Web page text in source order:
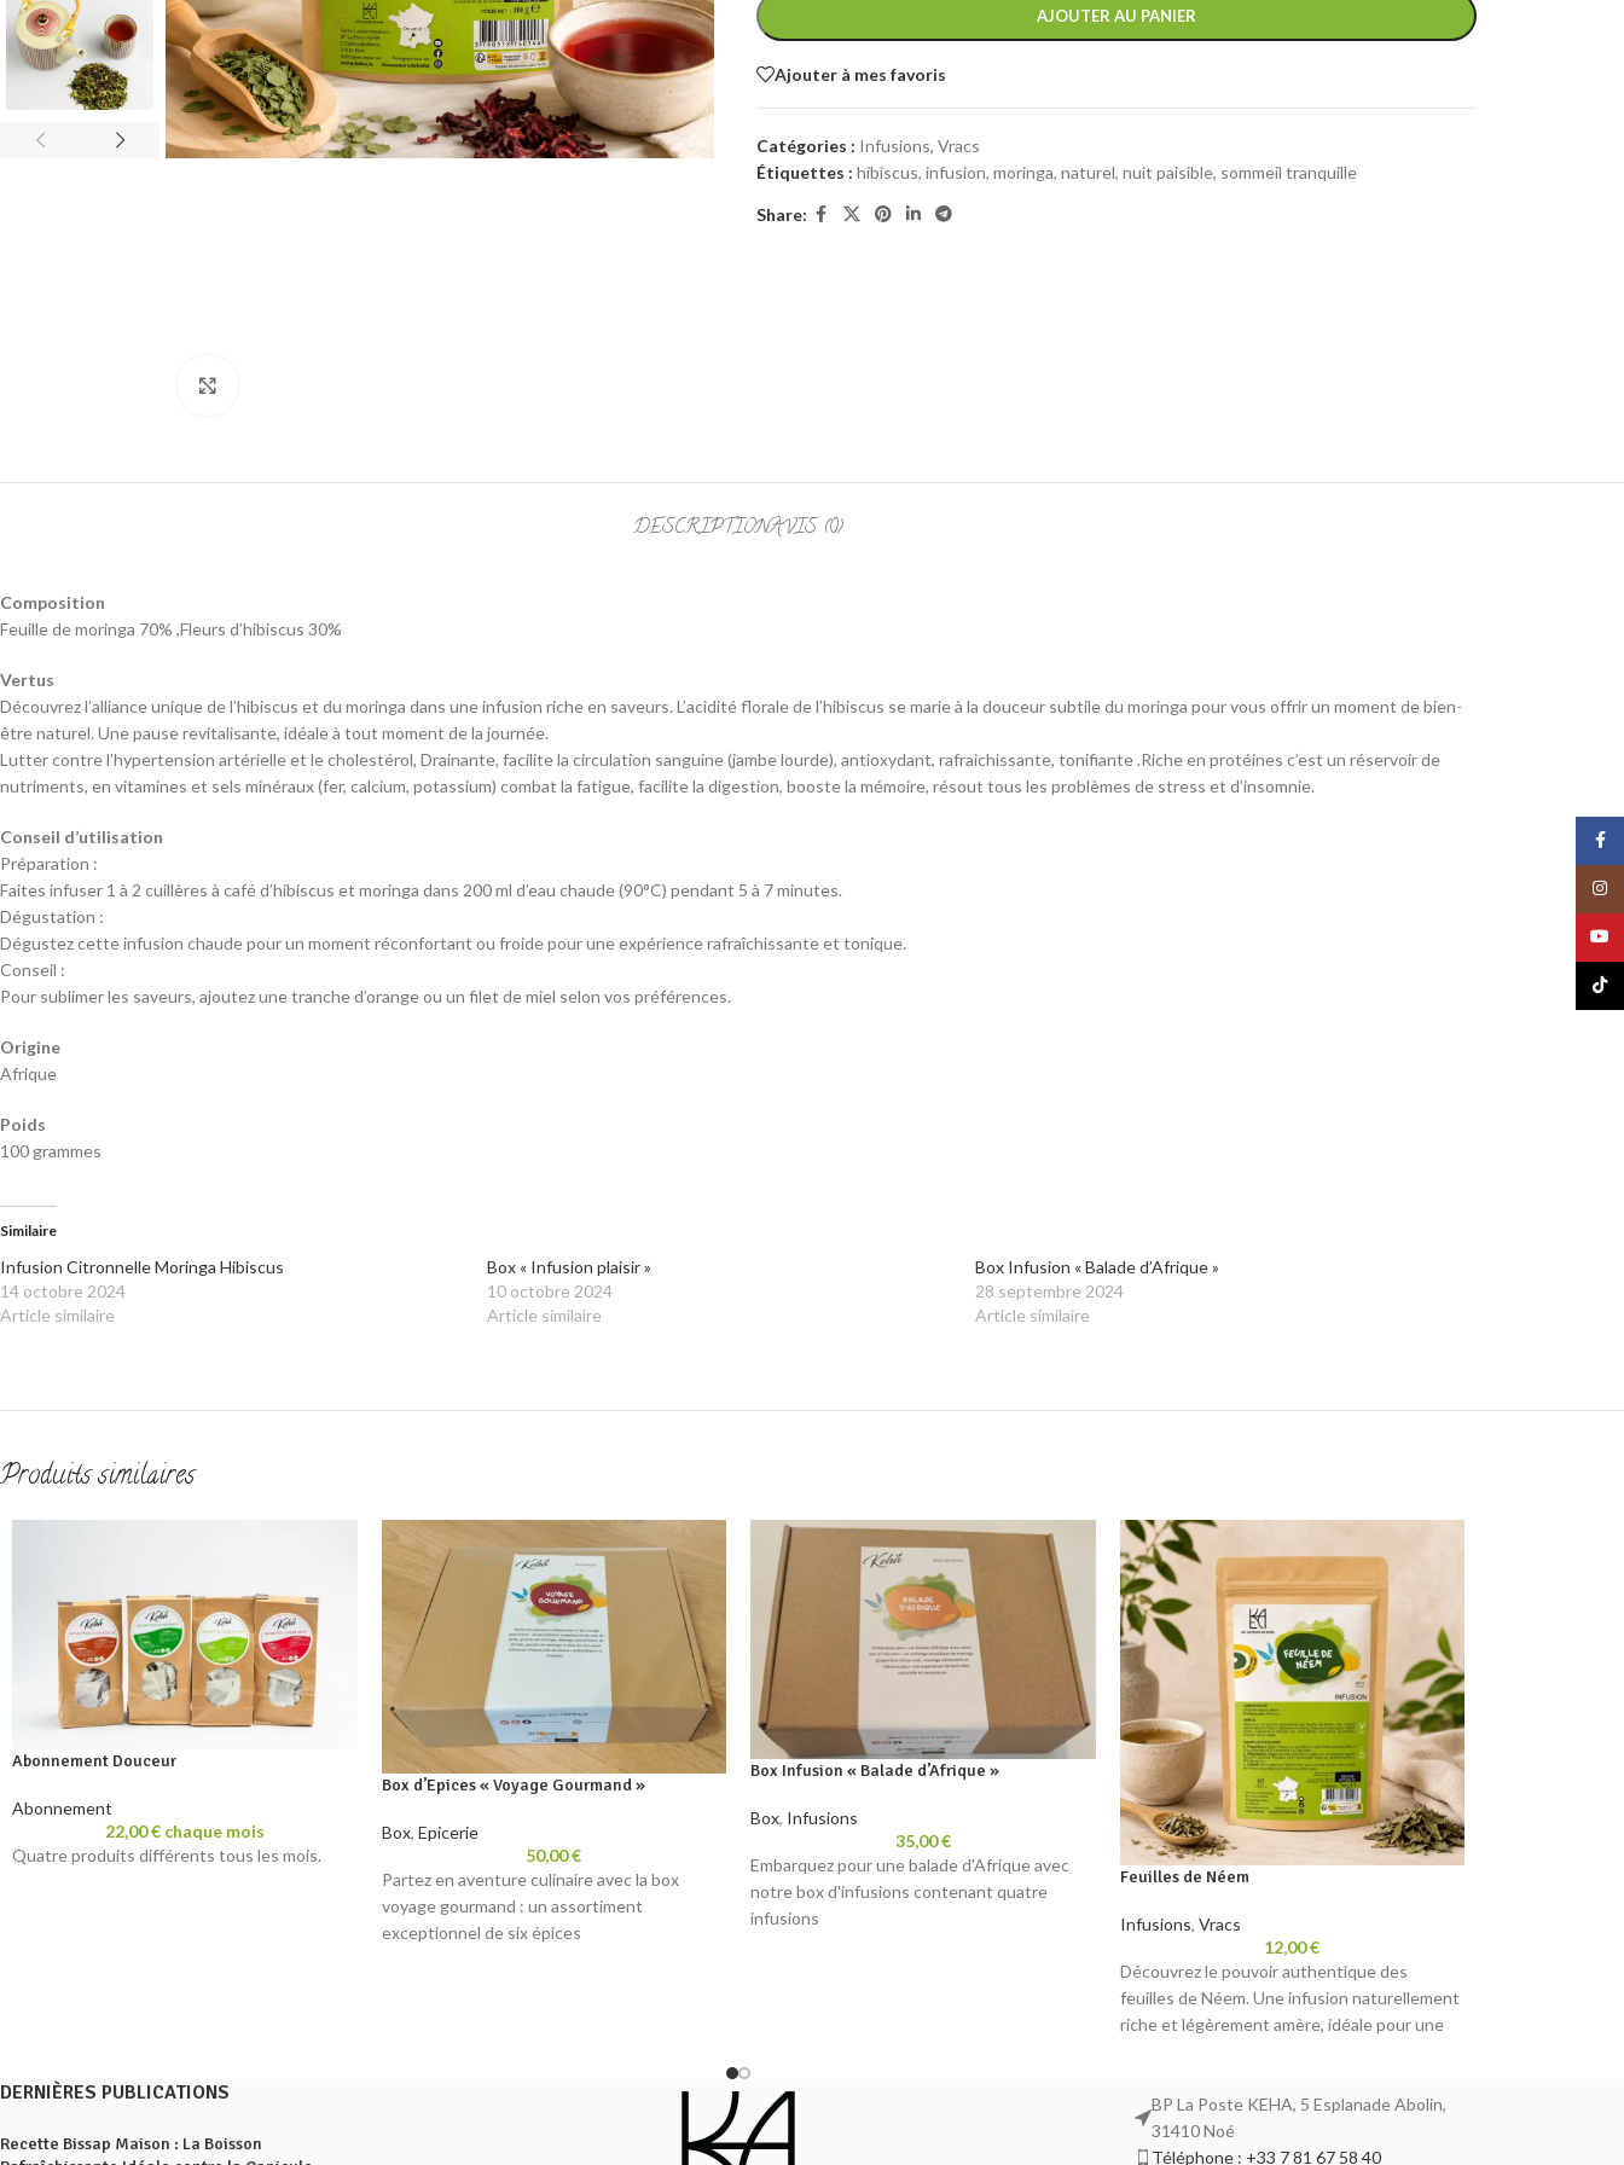
AJOUTER AU PANIER
Ajouter à mes favoris
Catégories : Infusions, Vracs
Étiquettes : hibiscus, infusion, moringa, naturel, nuit paisible, sommeil tranquille
Share:
DESCRIPTIONAVIS (0)
Composition
Feuille de moringa 70% ,Fleurs d’hibiscus 30%
Vertus
Découvrez l’alliance unique de l’hibiscus et du moringa dans une infusion riche en saveurs. L’acidité florale de l’hibiscus se marie à la douceur subtile du moringa pour vous offrir un moment de bien-
être naturel. Une pause revitalisante, idéale à tout moment de la journée.
Lutter contre l’hypertension artérielle et le cholestérol, Drainante, facilite la circulation sanguine (jambe lourde), antioxydant, rafraichissante, tonifiante .Riche en protéines c’est un réservoir de
nutriments, en vitamines et sels minéraux (fer, calcium, potassium) combat la fatigue, facilite la digestion, booste la mémoire, résout tous les problèmes de stress et d’insomnie.
Conseil d’utilisation
Préparation :
Faites infuser 1 à 2 cuillères à café d’hibiscus et moringa dans 200 ml d’eau chaude (90°C) pendant 5 à 7 minutes.
Dégustation :
Dégustez cette infusion chaude pour un moment réconfortant ou froide pour une expérience rafraîchissante et tonique.
Conseil :
Pour sublimer les saveurs, ajoutez une tranche d’orange ou un filet de miel selon vos préférences.
Origine
Afrique
Poids
100 grammes
Similaire
Infusion Citronnelle Moringa Hibiscus
14 octobre 2024
Article similaire
Box « Infusion plaisir »
10 octobre 2024
Article similaire
Box Infusion « Balade d’Afrique »
28 septembre 2024
Article similaire
Produits similaires
Abonnement Douceur
Abonnement
22,00€chaque mois
Quatre produits différents tous les mois.
Box d’Epices « Voyage Gourmand »
Box, Epicerie
50,00€
Partez en aventure culinaire avec la box
voyage gourmand : un assortiment
exceptionnel de six épices
Box Infusion « Balade d’Afrique »
Box, Infusions
35,00€
Embarquez pour une balade d'Afrique avec
notre box d'infusions contenant quatre
infusions
Feuilles de Néem
Infusions, Vracs
12,00€
Découvrez le pouvoir authentique des
feuilles de Néem. Une infusion naturellement
riche et légèrement amère, idéale pour une
de la nature.
DERNIÈRES PUBLICATIONS
Recette Bissap Maison : La Boisson
BP La Poste KEHA, 5 Esplanade Abolin,
31410 Noé
Téléphone : +33 7 81 67 58 40